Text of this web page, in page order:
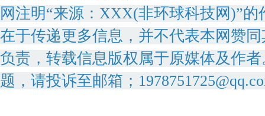
网注明“来源：XXX(非环球科技网)”
在于传递更多信息，并不代表本网赞
负责，转载信息版权属于原媒体及作
题，请投诉至邮箱；